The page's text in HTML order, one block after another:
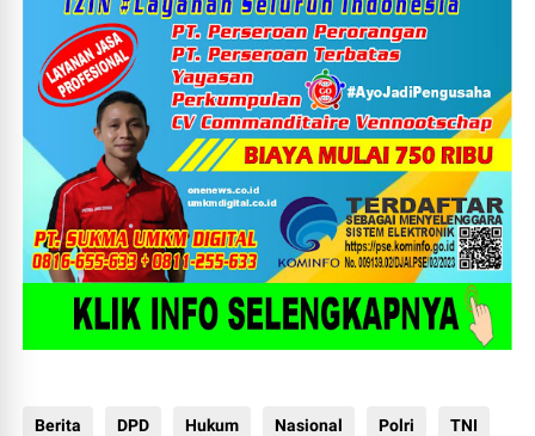
Berita DPD Hukum Nasional Polri TNI